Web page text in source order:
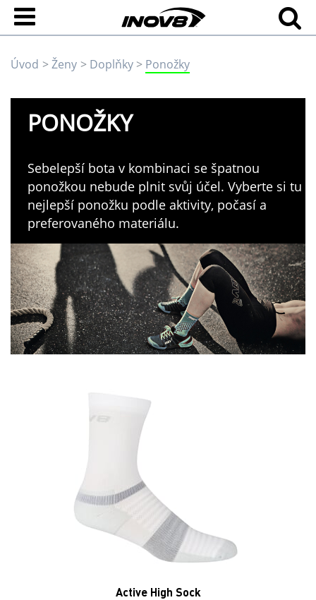
Úvod Ženy Doplňky Ponožky
PONOŽKY
Sebelepší bota v kombinaci se špatnou
ponožkou nebude plnit svůj účel. Vyberte si tu
nejlepší ponožku podle aktivity, počasí a
preferovaného materiálu.
Active High Sock